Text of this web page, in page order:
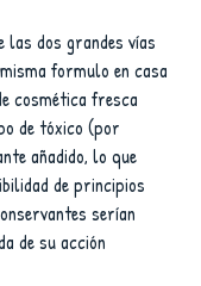
las dos grandes vías
formulo en casa
cosmética fresca
de tóxico (por
añadido, lo que
de principios
serían
de su acción